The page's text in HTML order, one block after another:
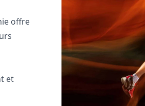
offre
et